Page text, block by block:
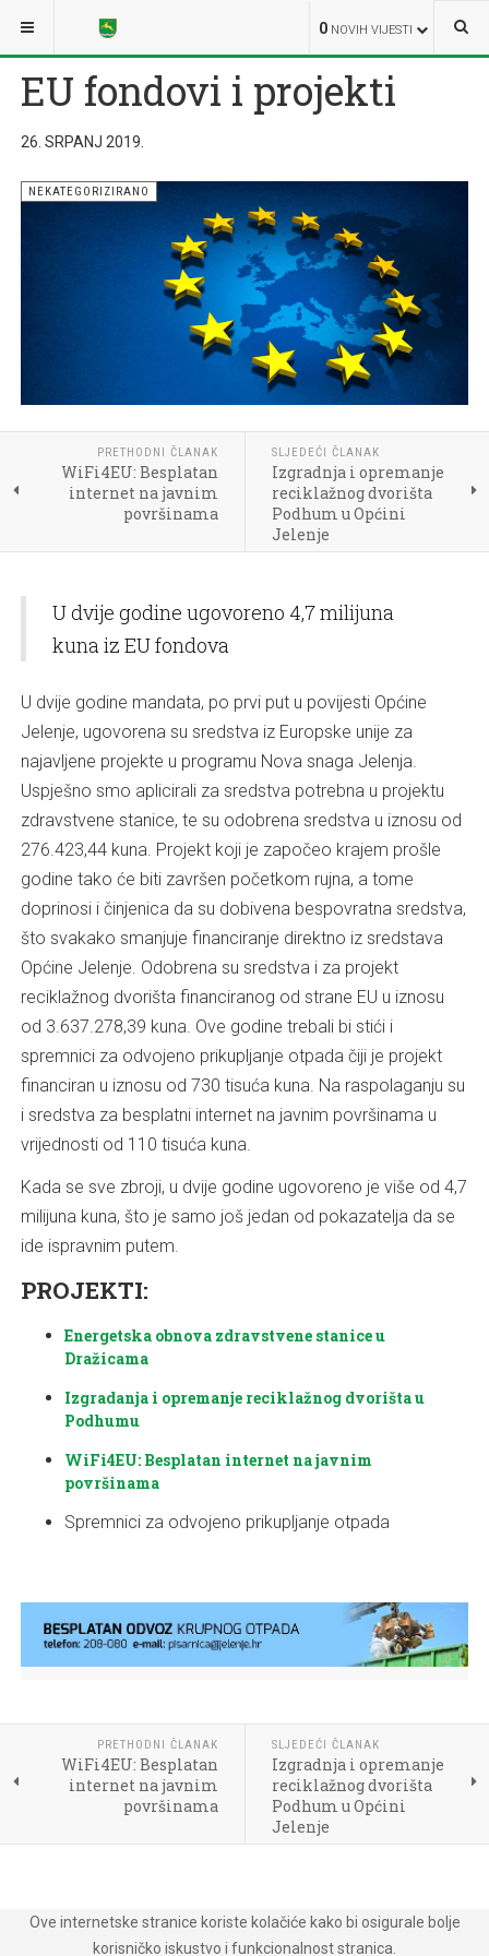
0 NOVIH VIJESTI
NALAZITE SE OVDJE:
EU fondovi i projekti
26. SRPANJ 2019.
NEKATEGORIZIRANO
PRETHODNI ČLANAK
WiFi4EU: Besplatan
internet na javnim
površinama
SLJEDEĆI ČLANAK
Izgradnja i opremanje
reciklažnog dvorišta
Podhum u Općini
Jelenje
U dvije godine ugovoreno 4,7 milijuna
kuna iz EU fondova
U dvije godine mandata, po prvi put u povijesti Općine
Jelenje, ugovorena su sredstva iz Europske unije za
najavljene projekte u programu Nova snaga Jelenja.
Uspješno smo aplicirali za sredstva potrebna u projektu
zdravstvene stanice, te su odobrena sredstva u iznosu od
276.423,44 kuna. Projekt koji je započeo krajem prošle
godine tako će biti završen početkom rujna, a tome
doprinosi i činjenica da su dobivena bespovratna sredstva,
što svakako smanjuje financiranje direktno iz sredstava
Općine Jelenje. Odobrena su sredstva i za projekt
reciklažnog dvorišta financiranog od strane EU u iznosu
od 3.637.278,39 kuna. Ove godine trebali bi stići i
spremnici za odvojeno prikupljanje otpada čiji je projekt
financiran u iznosu od 730 tisuća kuna. Na raspolaganju su
i sredstva za besplatni internet na javnim površinama u
vrijednosti od 110 tisuća kuna.
Kada se sve zbroji, u dvije godine ugovoreno je više od 4,7
milijuna kuna, što je samo još jedan od pokazatelja da se
ide ispravnim putem.
PROJEKTI:
Energetska obnova zdravstvene stanice u
Dražicama
Izgradanja i opremanje reciklažnog dvorišta u
Podhumu
WiFi4EU: Besplatan internet na javnim
površinama
Spremnici za odvojeno prikupljanje otpada
PRETHODNI ČLANAK
WiFi4EU: Besplatan
internet na javnim
površinama
SLJEDEĆI ČLANAK
Izgradnja i opremanje
reciklažnog dvorišta
Podhum u Općini
Jelenje
Copyright © 2018 Općina Jelenje. Sva prava pridržana. •Pristupaćnost mrežnih
Ove internetske stranice koriste kolačiće kako bi osigurale bolje
korisničko iskustvo i funkcionalnost stranica.